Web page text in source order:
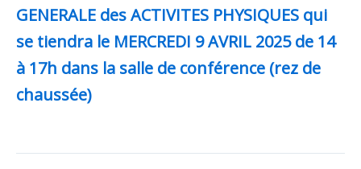
GENERALE des ACTIVITES PHYSIQUES qui
se tiendra le MERCREDI 9 AVRIL 2025 de 14
à 17h dans la salle de conférence (rez de
chaussée)